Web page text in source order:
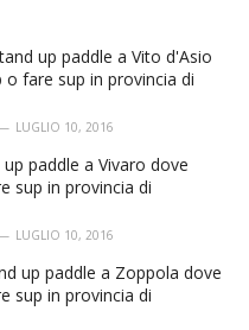
up paddle a Vito d'Asio
fare sup in provincia di
LUGLIO 10, 2016
paddle a Vivaro dove
sup in provincia di
LUGLIO 10, 2016
up paddle a Zoppola dove
sup in provincia di